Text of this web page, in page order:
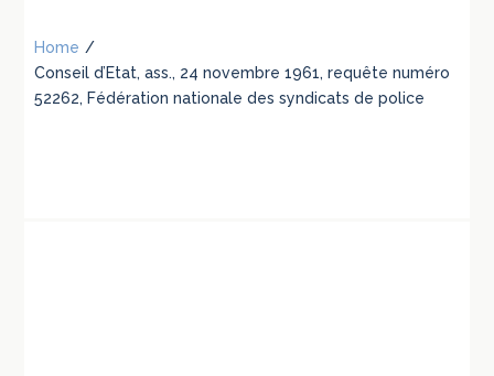
Home /
Conseil d’Etat, ass., 24 novembre 1961, requête numéro
52262, Fédération nationale des syndicats de police